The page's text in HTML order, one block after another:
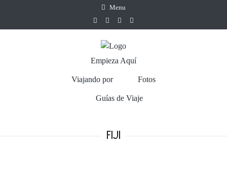
Menu
Empieza Aquí
Viajando por Fotos
Guías de Viaje
FIJI